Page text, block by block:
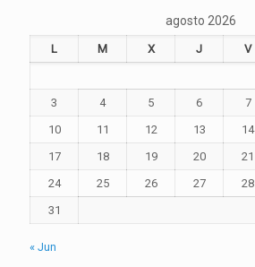
agosto 2026
L M X J V
3
4 5 6 7
10
11 12 13 14
17
18 19 20 21
24
25 26 27 28
31
« Jun